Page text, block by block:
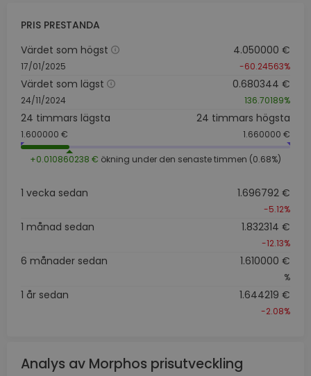
PRIS PRESTANDA
Värdet som högst
17/01/2025
4.050000 €
-60.24563%
Värdet som lägst
24/11/2024
0.680344 €
136.70189%
24 timmars lägsta
1.600000 €
24 timmars högsta
1.660000 €
+0.010860238 € ökning under den senaste timmen (0.68%)
1 vecka sedan 1.696792 €
-5.12%
1 månad sedan 1.832314 €
-12.13%
6 månader sedan 1.610000 €
%
1 år sedan 1.644219 €
-2.08%
Analys av Morphos prisutveckling